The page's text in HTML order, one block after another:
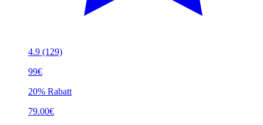
4.9 (129)
99€
20% Rabatt
79.00€